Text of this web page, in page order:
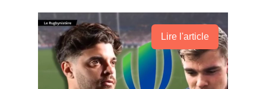
Lire l'article